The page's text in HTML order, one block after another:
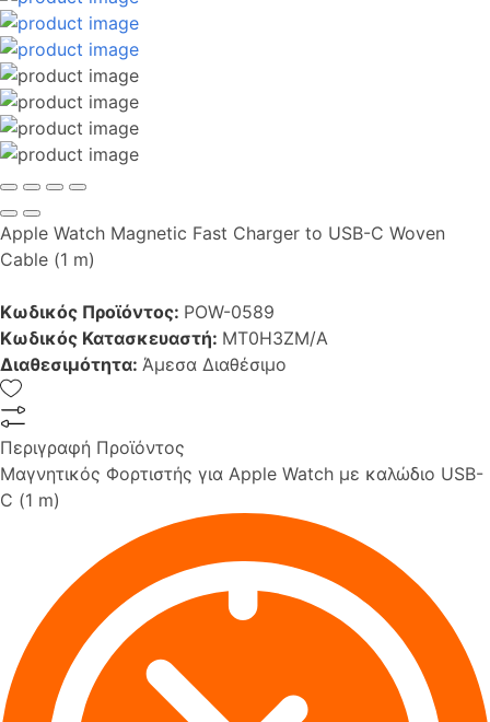
Apple Watch Magnetic Fast Charger to USB-C Woven
Cable (1 m)
Κωδικός Προϊόντος: POW-0589
Κωδικός Κατασκευαστή: MT0H3ZM/A
Διαθεσιμότητα: Άμεσα Διαθέσιμο
Περιγραφή Προϊόντος
Μαγνητικός Φορτιστής για Apple Watch με καλώδιο USB-
C (1 m)